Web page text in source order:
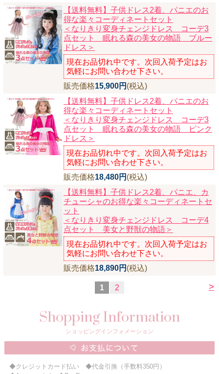
【送料無料】子供ドレス2着、パニエのお
得な楽々コーディネートセット
＜なりきり変身チェンジドレス コーデ3
点セット 眠れる森の美女の物語 ブルー
ドレス＞
現在お品切れ中です。次回入荷予定はお
気軽にお問い合わせ下さい。
販売価格15,900円 (税込)
【送料無料】子供ドレス2着、パニエのお
得な楽々コーディネートセット
＜なりきり変身チェンジドレス コーデ3
点セット 眠れる森の美女の物語 ピンク
ドレス＞
現在お品切れ中です。次回入荷予定はお
気軽にお問い合わせ下さい。
販売価格18,480円 (税込)
【送料無料】子供ドレス2着、パニエ、カ
チューシャのお得な楽々コーディネートセ
ット
＜なりきり変身チェンジドレス コーデ4
点セット 美女と野獣の物語＞
現在お品切れ中です。次回入荷予定はお
気軽にお問い合わせ下さい。
販売価格18,890円 (税込)
>
1 2
Shopping Information
ショッピングインフォメーション
◆クレジットカード払い ◆代金引換（手数料350円）